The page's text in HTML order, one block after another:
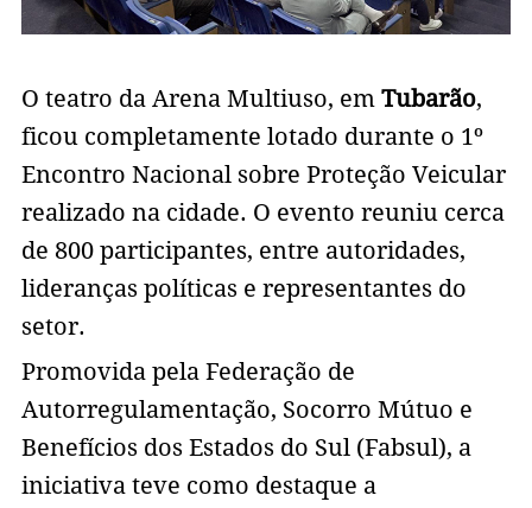
O teatro da Arena Multiuso, em Tubarão,
ficou completamente lotado durante o 1º
Encontro Nacional sobre Proteção Veicular
realizado na cidade. O evento reuniu cerca
de 800 participantes, entre autoridades,
lideranças políticas e representantes do
setor.
Promovida pela Federação de
Autorregulamentação, Socorro Mútuo e
Benefícios dos Estados do Sul (Fabsul), a
iniciativa teve como destaque a